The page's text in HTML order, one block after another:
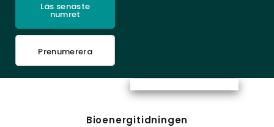
Läs senaste
numret
Prenumerera
Bioenergitidningen